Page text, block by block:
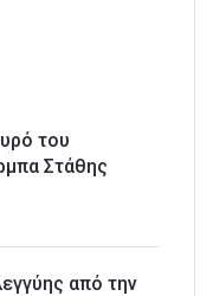
του
Στάθης
από την